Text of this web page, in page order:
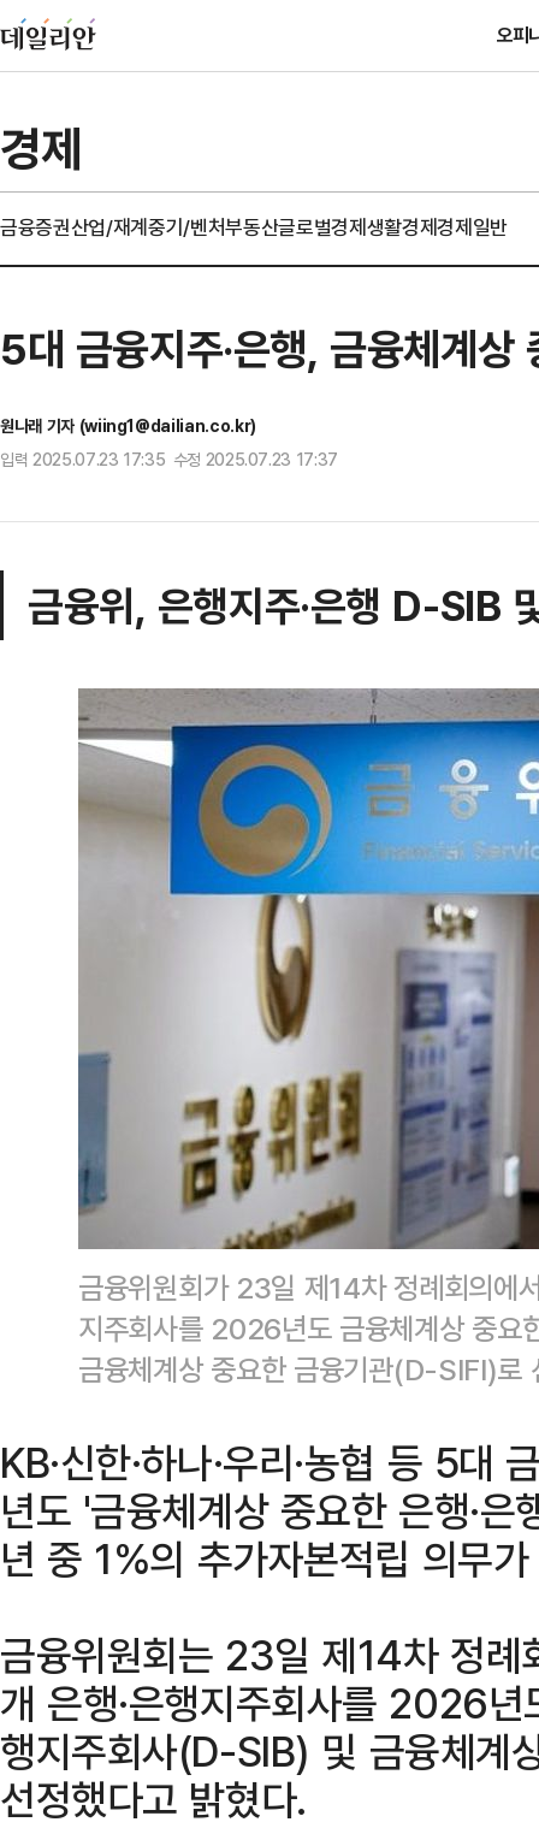
오피
경제
금융증권산업/재계중기/벤처부동산글로벌경제생활경제경제일반
5대 금융지주·은행, 금융체계상
원나래 기자 (wiing1@dailian.co.kr)
입력 2025.07.23 17:35 수정 2025.07.23 17:37
금융위, 은행지주·은행 D-SIB
금융위원회가 23일 제14차 정례회의에
지주회사를 2026년도 금융체계상 중요
금융체계상 중요한 금융기관(D-SIFI)
KB·신한·하나·우리·농협 등 5
년도 '금융체계상 중요한 은행·
년 중 1%의 추가자본적립 의무
금융위원회는 23일 제14차 정례
개 은행·은행지주회사를 2026년
행지주회사(D-SIB) 및 금융체계
선정했다고 밝혔다.